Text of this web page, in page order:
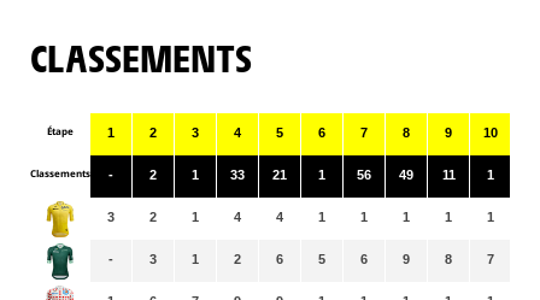
CLASSEMENTS
Étape
Classements
1
-
3
-
2
2
2
3
3
1
1
1
4
33
4
2
5
21
4
6
6
1
1
5
7
56
1
6
8
49
1
9
9
11
1
8
10
1
1
7